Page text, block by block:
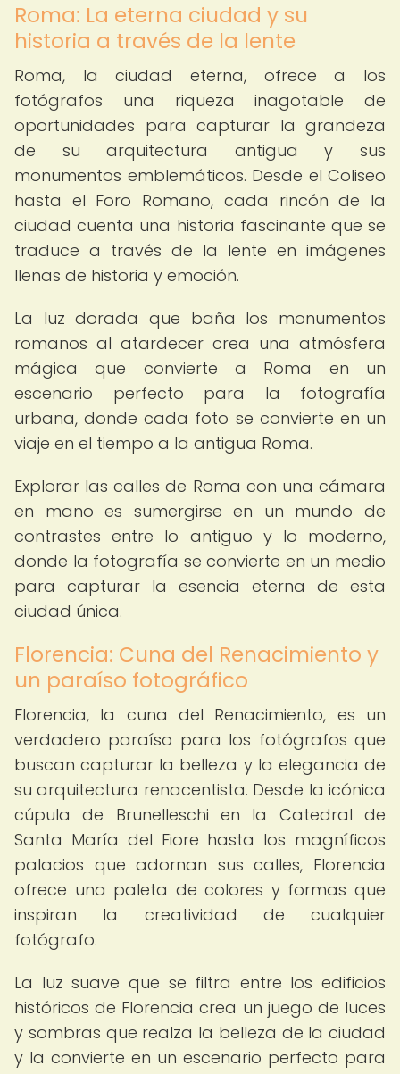
Roma: La eterna ciudad y su
historia a través de la lente
Roma, la ciudad eterna, ofrece a los
fotógrafos una riqueza inagotable de
oportunidades para capturar la grandeza
de su arquitectura antigua y sus
monumentos emblemáticos. Desde el Coliseo
hasta el Foro Romano, cada rincón de la
ciudad cuenta una historia fascinante que se
traduce a través de la lente en imágenes
llenas de historia y emoción.
La luz dorada que baña los monumentos
romanos al atardecer crea una atmósfera
mágica que convierte a Roma en un
escenario perfecto para la fotografía
urbana, donde cada foto se convierte en un
viaje en el tiempo a la antigua Roma.
Explorar las calles de Roma con una cámara
en mano es sumergirse en un mundo de
contrastes entre lo antiguo y lo moderno,
donde la fotografía se convierte en un medio
para capturar la esencia eterna de esta
ciudad única.
Florencia: Cuna del Renacimiento y
un paraíso fotográfico
Florencia, la cuna del Renacimiento, es un
verdadero paraíso para los fotógrafos que
buscan capturar la belleza y la elegancia de
su arquitectura renacentista. Desde la icónica
cúpula de Brunelleschi en la Catedral de
Santa María del Fiore hasta los magníficos
palacios que adornan sus calles, Florencia
ofrece una paleta de colores y formas que
inspiran la creatividad de cualquier
fotógrafo.
La luz suave que se filtra entre los edificios
históricos de Florencia crea un juego de luces
y sombras que realza la belleza de la ciudad
y la convierte en un escenario perfecto para